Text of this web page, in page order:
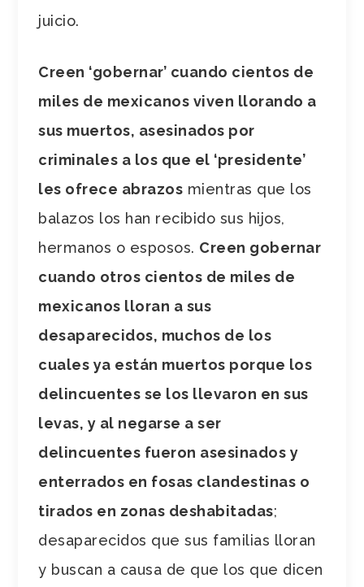
juicio.
Creen ‘gobernar’ cuando cientos de
miles de mexicanos viven llorando a
sus muertos, asesinados por
criminales a los que el ‘presidente’
les ofrece abrazos mientras que los
balazos los han recibido sus hijos,
hermanos o esposos. Creen gobernar
cuando otros cientos de miles de
mexicanos lloran a sus
desaparecidos, muchos de los
cuales ya están muertos porque los
delincuentes se los llevaron en sus
levas, y al negarse a ser
delincuentes fueron asesinados y
enterrados en fosas clandestinas o
tirados en zonas deshabitadas;
desaparecidos que sus familias lloran
y buscan a causa de que los que dicen